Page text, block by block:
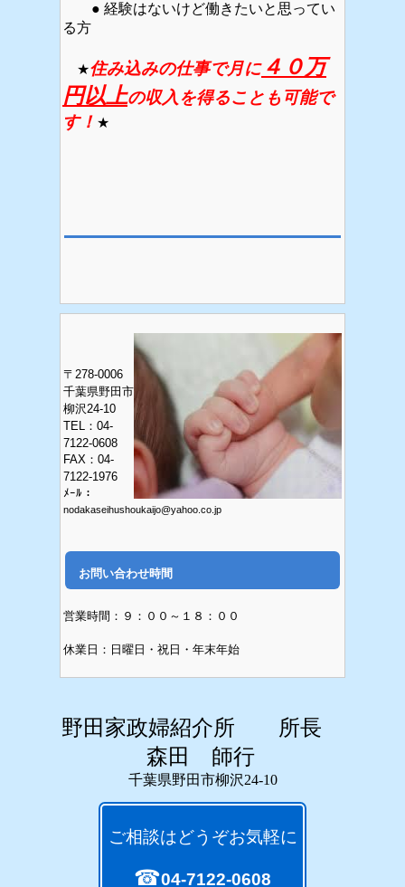
● 経験はないけど働きたいと思ってい
る方
★住み込みの仕事で月に４０万
円以上の収入を得ることも可能で
す！ ★
〒278-0006
千葉県野田市
柳沢24-10
TEL：04-
7122-0608
FAX ：04-
7122-1976
ﾒｰﾙ：
nodakaseihushoukaijo@yahoo.co.jp
お問い合わせ時間
営業時間：９：００～１８：００
休業日：日曜日・祝日・年末年始
野田家政婦紹介所 所長
森田 師行
千葉県野田市柳沢24-10
ご相談はどうぞお気軽に
☎04-7122-0608